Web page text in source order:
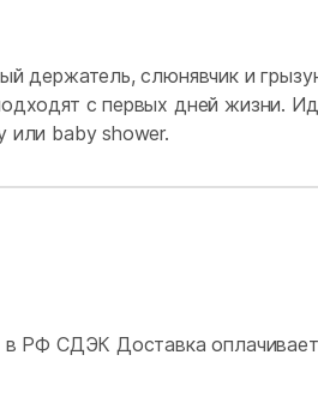
держатель, слюнявчик и
с первых дней жизни.
или baby shower.
в РФ СДЭК Доставка